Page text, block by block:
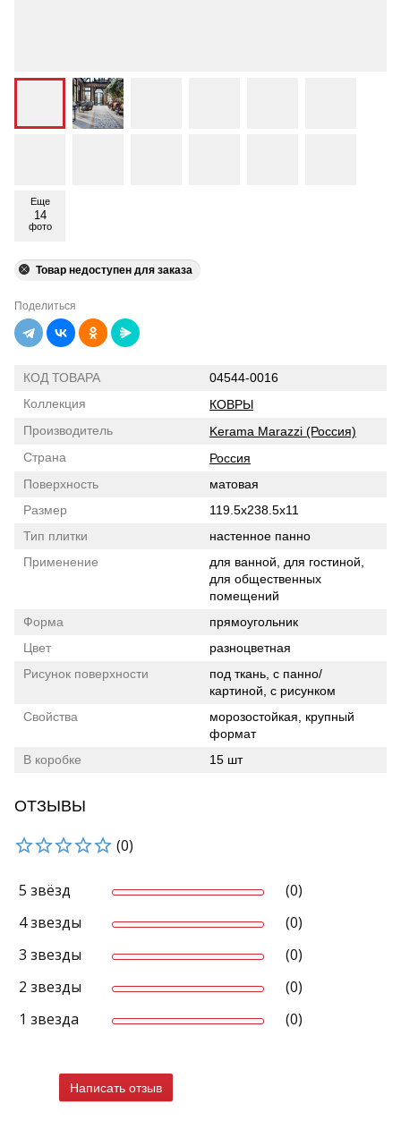
Еще
14
фото
Товар недоступен для заказа
Поделиться
КОД ТОВАРА
04544-0016
Коллекция
КОВРЫ
Производитель
Kerama Marazzi (Россия)
Страна
Россия
Поверхность
матовая
Размер
119.5x238.5x11
Тип плитки
настенное панно
Применение
для ванной, для гостиной,
для общественных
помещений
Форма
прямоугольник
Цвет
разноцветная
Рисунок поверхности
под ткань, с панно/
картиной, с рисунком
Свойства
морозостойкая, крупный
формат
В коробке
15 шт
ОТЗЫВЫ
(0)
5 звёзд
(0)
4 звезды
(0)
3 звезды
(0)
2 звезды
(0)
1 звезда
(0)
Написать отзыв